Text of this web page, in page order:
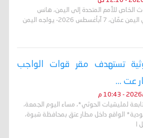
الخاص للأمم المتحدة إلى اليمن، هانس
غروندبرغ، بشأن الوضع في اليمن عمّان، 7 آبأغسطس 2026- يواجه اليمن
تستهدف مقر قوات الواجب
عت ...
لمليشيات الحوثي*، مساء اليوم الجمعة،
الواقع داخل مطار عتق بمحافظة شبوة،